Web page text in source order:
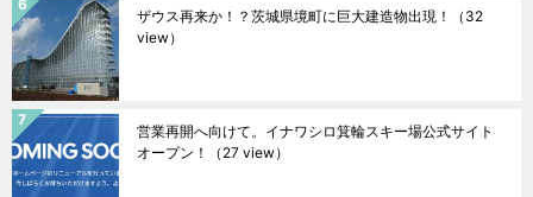
ザウス再来か！？茨城県境町に巨大建造物出現！
（32
view）
営業再開へ向けて。イナワシロ箕輪スキー場公式サイト
オープン！
（27 view）